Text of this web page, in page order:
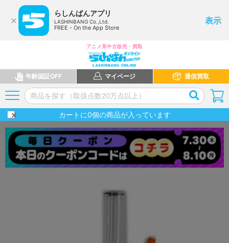
らしんばんアプリ
LASHINBANG Co.,Ltd.
FREE - On the App Store
表示
アニメ系中古販売・買取
年齢認証OFF マイページ 通信買取
カートに0個の商品が入っています